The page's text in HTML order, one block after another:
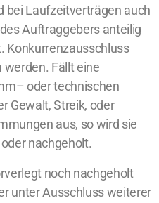
bei Laufzeitverträgen auch
Auftraggebers anteilig
Konkurrenzausschluss
werden. Fällt eine
oder technischen
Gewalt, Streik, oder
aus, so wird sie
nachgeholt.
noch nachgeholt
unter Ausschluss weiterer